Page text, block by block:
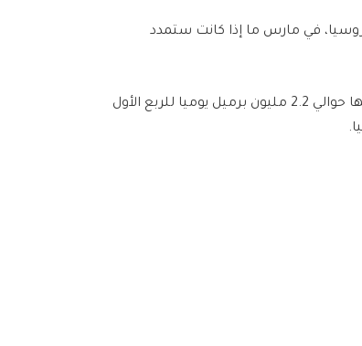
في مارس ما إذا كانت ستمدد
وفي نوفمبر، وافقت أوبك+ على تخفيضات طوعية للإنتاج يبلغ إجماليها حوالي 2.2 مليون برميل يوميا للربع الأول
.